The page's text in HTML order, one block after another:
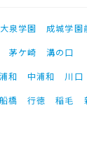
大泉学園 成城学園
茅ケ崎
溝の口
和 中浦和
川口
船橋 行徳 稲毛